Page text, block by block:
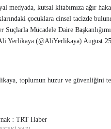
medyada, kutsal kitabımıza ağır
çocuklara cinsel tacizde
Suçlarla Mücadele Daire
Yerlikaya (@AliYerlikaya) August
toplumun huzur ve güvenliğini
: TRT Haber